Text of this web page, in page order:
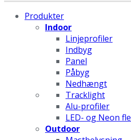
Produkter
Indoor
Linjeprofiler
Indbyg
Panel
Påbyg
Nedhængt
Tracklight
Alu-profiler
LED- og Neon
Outdoor